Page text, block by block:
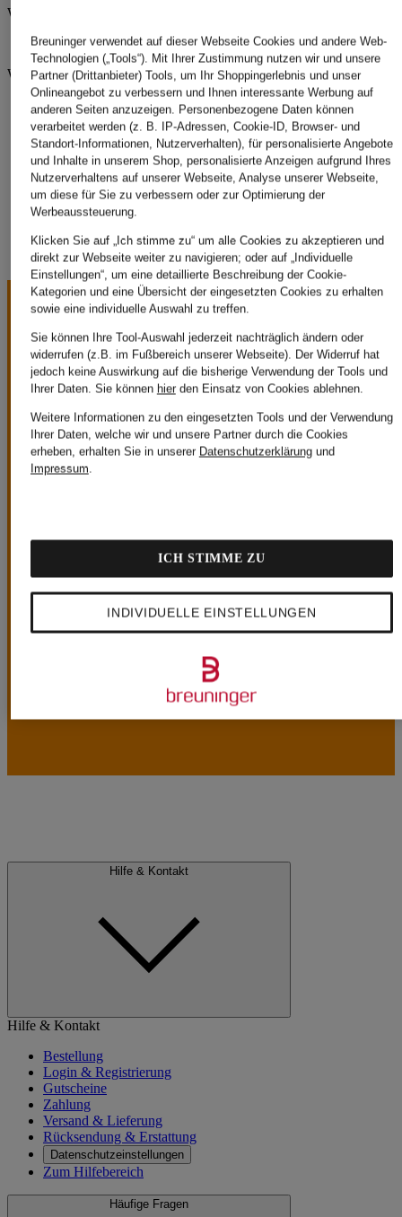
Weitere Kategorien
ziener Sale
Weitere Marken
CAFÉ DU CYCLISTE
MAAP
QUOC
Rapha
SPECIALIZED
ziener
30 Tage kostenlose Rückgabe
Bestellungen können Sie innerhalb von 30 Tagen
Hilfe & Kontakt
Hilfe & Kontakt
Bestellung
Login & Registrierung
Gutscheine
Zahlung
Versand & Lieferung
Rücksendung & Erstattung
Datenschutzeinstellungen
Zum Hilfebereich
Häufige Fragen
Breuninger verwendet auf dieser Webseite Cookies und andere Web-
Technologien („Tools“). Mit Ihrer Zustimmung nutzen wir und unsere
Partner (Drittanbieter) Tools, um Ihr Shoppingerlebnis und unser
Onlineangebot zu verbessern und Ihnen interessante Werbung auf
anderen Seiten anzuzeigen. Personenbezogene Daten können
verarbeitet werden (z. B. IP-Adressen, Cookie-ID, Browser- und
Standort-Informationen, Nutzerverhalten), für personalisierte Angebote
und Inhalte in unserem Shop, personalisierte Anzeigen aufgrund Ihres
Nutzerverhaltens auf unserer Webseite, Analyse unserer Webseite,
um diese für Sie zu verbessern oder zur Optimierung der
Werbeaussteuerung.
Klicken Sie auf „Ich stimme zu“ um alle Cookies zu akzeptieren und
direkt zur Webseite weiter zu navigieren; oder auf „Individuelle
Einstellungen“, um eine detaillierte Beschreibung der Cookie-
Kategorien und eine Übersicht der eingesetzten Cookies zu erhalten
sowie eine individuelle Auswahl zu treffen.
Sie können Ihre Tool-Auswahl jederzeit nachträglich ändern oder
widerrufen (z.B. im Fußbereich unserer Webseite). Der Widerruf hat
jedoch keine Auswirkung auf die bisherige Verwendung der Tools und
Ihrer Daten. Sie können hierden Einsatz von Cookies ablehnen.
Weitere Informationen zu den eingesetzten Tools und der Verwendung
Ihrer Daten, welche wir und unsere Partner durch die Cookies
erheben, erhalten Sie in unserer Datenschutzerklärungund
Impressum.
INDIVIDUELLE EINSTELLUNGEN
ICH STIMME ZU